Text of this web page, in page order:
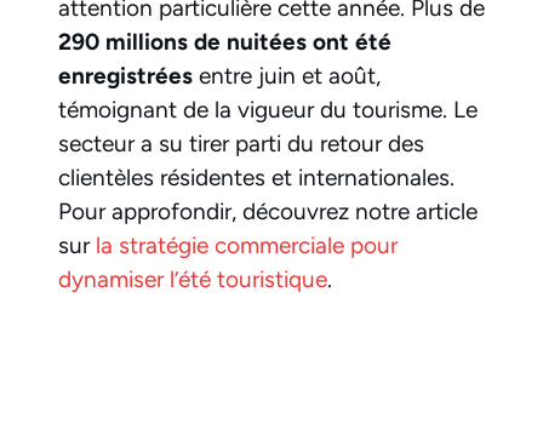
attention particulière cette année. Plus de
290 millions de nuitées ont été
enregistrées entre juin et août,
témoignant de la vigueur du tourisme. Le
secteur a su tirer parti du retour des
clientèles résidentes et internationales.
Pour approfondir, découvrez notre article
sur la stratégie commerciale pour
dynamiser l’été touristique.